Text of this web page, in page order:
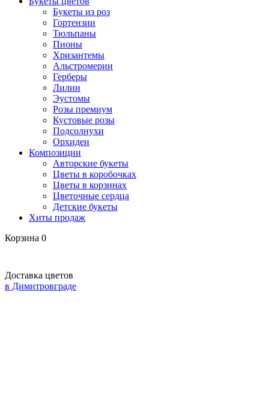
Букеты из роз
Гортензии
Тюльпаны
Пионы
Хризантемы
Альстромерии
Герберы
Лилии
Эустомы
Розы премиум
Кустовые розы
Подсолнухи
Орхидеи
Композиции
Авторские букеты
Цветы в коробочках
Цветы в корзинах
Цветочные сердца
Детские букеты
Хиты продаж
Корзина 0
Доставка цветов
в Димитровграде